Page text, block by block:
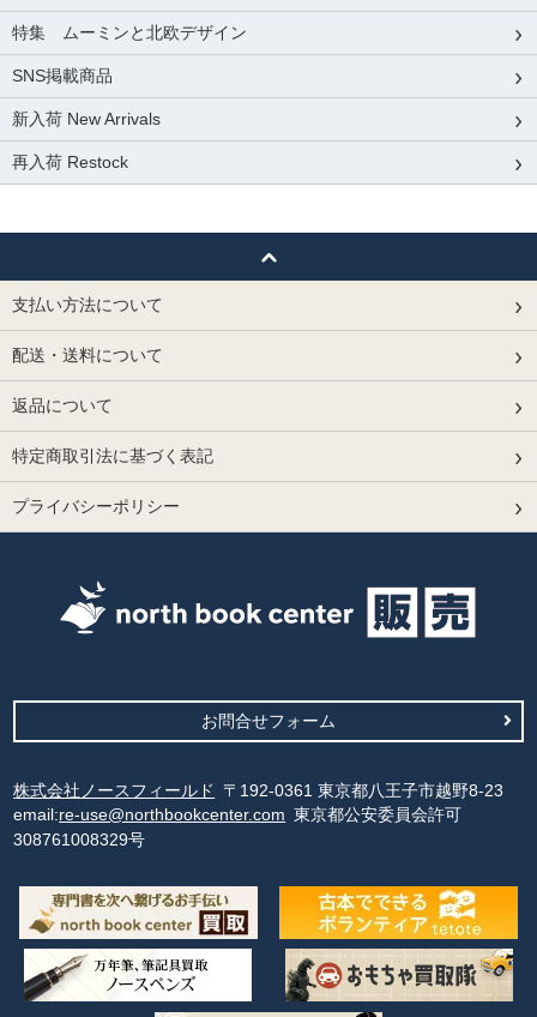
特集 ムーミンと北欧デザイン
SNS掲載商品
新入荷 New Arrivals
再入荷 Restock
支払い方法について
配送・送料について
返品について
特定商取引法に基づく表記
プライバシーポリシー
お問合せフォーム
株式会社ノースフィールド
〒192-0361 東京都八王子市越野8-23
email:re-use@northbookcenter.com 東京都公安委員会許可
308761008329号